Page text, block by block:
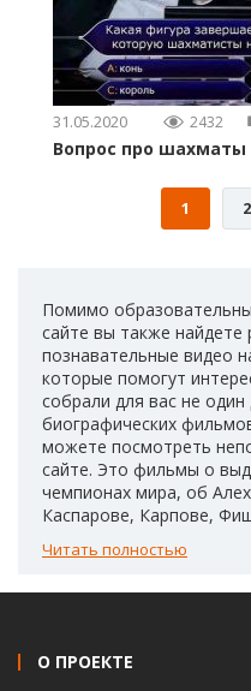
31.05.2020 2432
Вопрос про шахматы
1 2
Помимо
сайте вы также найдете
познавательные видео
которые помогут
собрали для вас не
биографических
можете посмотреть
сайте. Это фильмы о
чемпионах мира, об
Каспарове, Карпове,
фильмов про шахматы,
которые имели место в
различных жанров,
Читать полностью
О ПРОЕКТЕ